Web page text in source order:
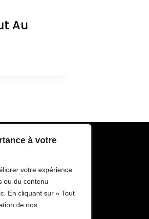
à votre
votre expérience
ou du contenu
En cliquant sur « Tout
de nos
Au